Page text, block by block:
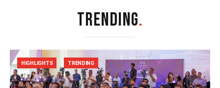
TRENDING.
HIGHLIGHTS TRENDING